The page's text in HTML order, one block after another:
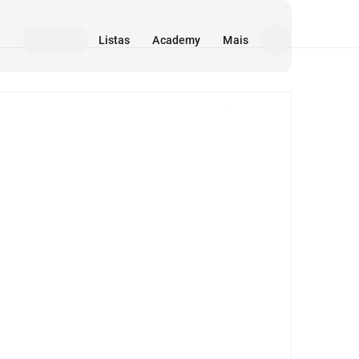
Listas Academy Mais